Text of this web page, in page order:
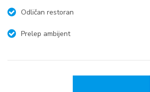
Odličan restoran
Prelep ambijent